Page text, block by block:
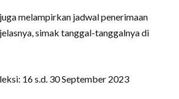
melampirkan jadwal penerimaan
simak tanggal-tanggalnya di
16 s.d. 30 September 2023